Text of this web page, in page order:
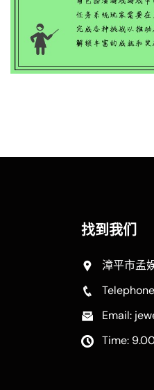
找到我们
漳平市孟
Email:
Time: